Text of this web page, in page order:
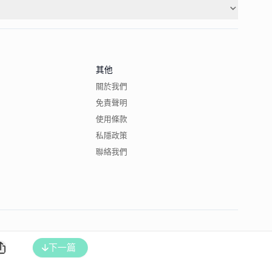
下一篇
其他
關於我們
免責聲明
使用條款
私隱政策
聯絡我們